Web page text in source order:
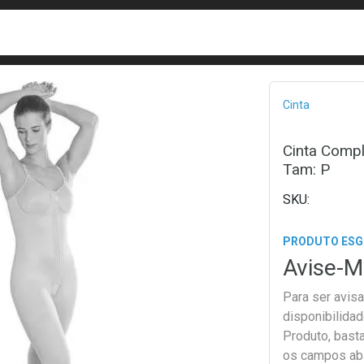
Cinta
Cinta
Tam: P
PRODUTO
Avise-
Para ser
Produto,
os campos